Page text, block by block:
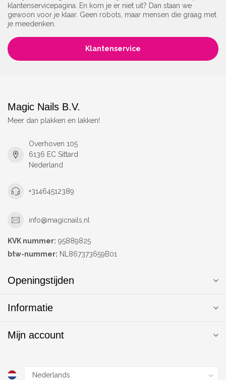
klantenservicepagina. En kom je er niet uit? Dan staan we
gewoon voor je klaar. Geen robots, maar mensen die graag met
je meedenken.
Klantenservice
Magic Nails B.V.
Meer dan plakken en lakken!
Overhoven 105
6136 EC Sittard
Nederland
+31464512389
info@magicnails.nl
KVK nummer: 95889825
btw-nummer: NL867373659B01
Openingstijden
Informatie
Mijn account